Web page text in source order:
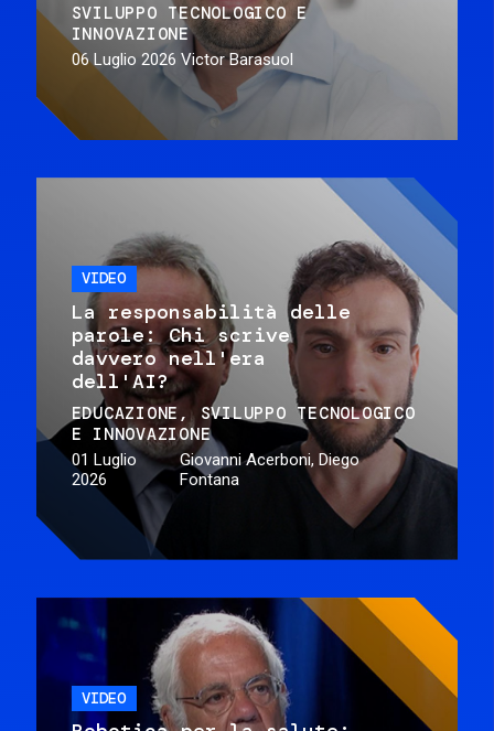
SVILUPPO TECNOLOGICO E
INNOVAZIONE
06 Luglio 2026 Victor Barasuol
VIDEO
La responsabilità delle
parole: Chi scrive
davvero nell'era
dell'AI?
EDUCAZIONE
SVILUPPO TECNOLOGICO
E INNOVAZIONE
01 Luglio
2026
Giovanni Acerboni, Diego
Fontana
VIDEO